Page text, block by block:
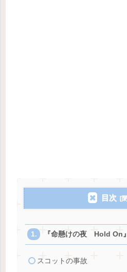
目次
『命懸けの夜 Hold On』
スコットの事故